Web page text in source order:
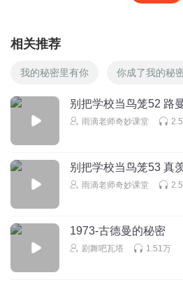
相关推荐
我的秘密里有你 你成了我的秘
别把学校当鸟笼52 路
雨滴老师奇妙课堂
别把学校当鸟笼53 真
雨滴老师奇妙课堂
1973-古德曼的秘密
剧舞吧瓦塔 1.51万